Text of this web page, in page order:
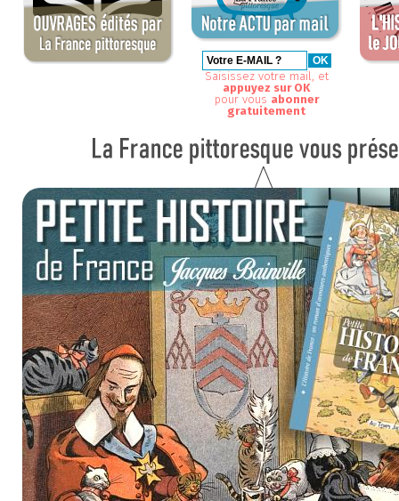
Saisissez votre mail, et
appuyez sur OK
pour vous abonner
gratuitement